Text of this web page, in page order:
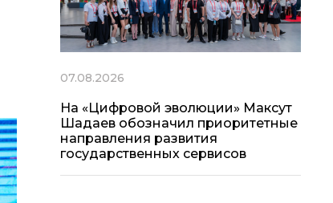
07.08.2026
На «Цифровой эволюции» Максут
Шадаев обозначил приоритетные
направления развития
государственных сервисов